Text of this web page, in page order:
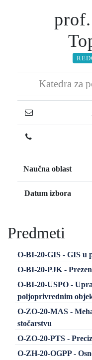
Katedra za
Naučna oblast
Datum izbora
Predmeti
O-BI-20-GIS - GIS u
O-BI-20-PJK -
O-BI-20-USPO -
poljoprivrednim
O-ZO-20-MAS -
stočarstvu
O-ZO-20-PTS -
O-ZH-20-OGPP -